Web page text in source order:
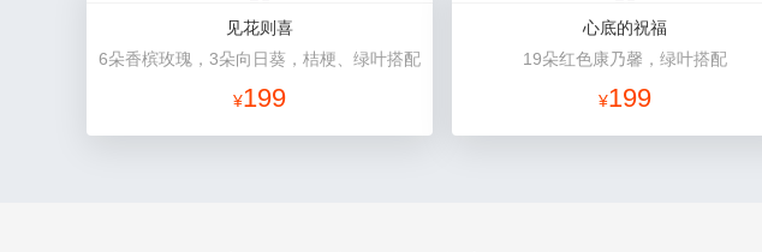
见花则喜
6朵香槟玫瑰，3朵向日葵，桔梗、绿叶搭配
¥199
心底的祝福
19朵红色康乃馨，绿叶搭配
¥199